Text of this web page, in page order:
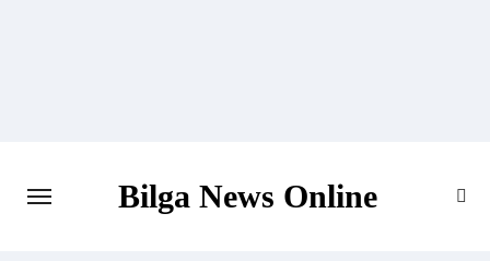
Bilga News Online